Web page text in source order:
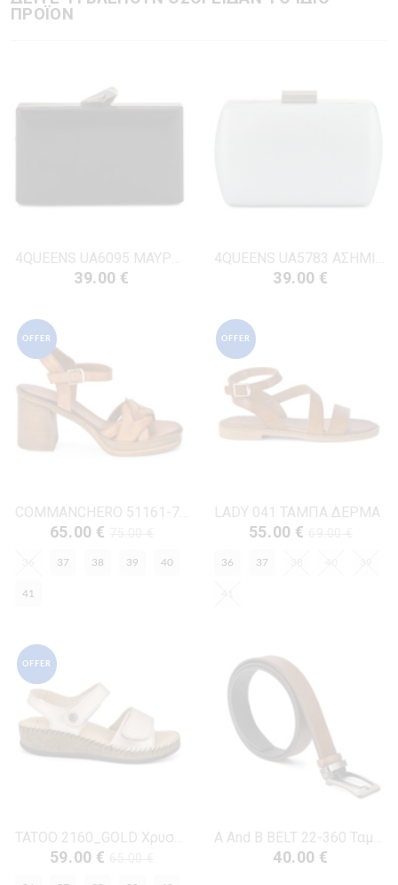
ΠΡΟΪΟΝ
4QUEENS UA6095 ΜΑΥΡΟ ECO-ΔΕΡΜΑ
39.00 €
4QUEENS UA5783 ΑΣΗΜΙ ECO-ΔΕΡΜΑ
39.00 €
OFFER
COMMANCHERO 51161-726 ΤΑΜΠΑ ΔΕΡΜΑ
65.00 €
37 38 39 40
41
OFFER
LADY 041 ΤΑΜΠΑ ΔΕΡΜΑ
55.00 €
36 37
OFFER
TATOO 2160_GOLD Χρυσό Δέρμα
59.00 €
A And B BELT 22-360 Ταμπά Δέρμα
40.00 €